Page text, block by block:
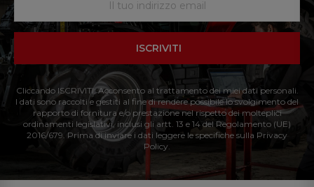
ISCRIVITI
Cliccando ISCRIVITI: Acconsento al trattamento dei miei dati personali.
I dati sono raccolti e gestiti al fine di rendere possibile lo svolgimento del
rapporto di fornitura e/o prestazione nel rispetto dei molteplici
ordinamenti legislativi, inclusi gli artt. 13 e 14 del Regolamento (UE)
2016/679. Prima di inviare i dati leggere le specifiche sulla Privacy
Policy.